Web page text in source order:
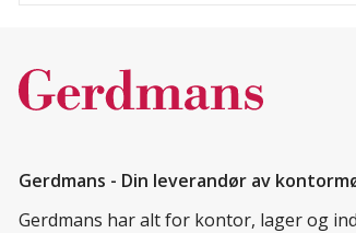
Gerdmans - Din leverandør av
Gerdmans har alt for kontor, lager og